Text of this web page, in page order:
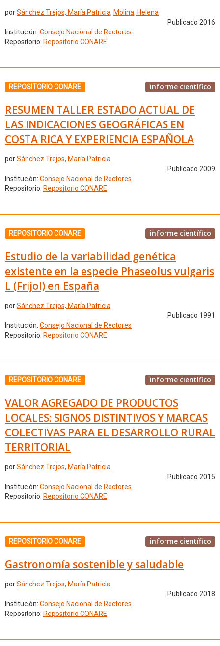
porSánchez Trejos, María Patricia, Molina, Helena
Publicado 2016
Institución: Consejo Nacional de Rectores
Repositorio: Repositorio CONARE
REPOSITORIO CONARE informe científico
RESUMEN TALLER ESTADO ACTUAL DE
LAS INDICACIONES GEOGRÁFICAS EN
COSTA RICA Y EXPERIENCIA ESPAÑOLA
porSánchez Trejos, María Patricia
Publicado 2009
Institución: Consejo Nacional de Rectores
Repositorio: Repositorio CONARE
REPOSITORIO CONARE informe científico
Estudio de la variabilidad genética
existente en la especie Phaseolus vulgaris
L (Frijol) en España
porSánchez Trejos, María Patricia
Publicado 1991
Institución: Consejo Nacional de Rectores
Repositorio: Repositorio CONARE
REPOSITORIO CONARE informe científico
VALOR AGREGADO DE PRODUCTOS
LOCALES: SIGNOS DISTINTIVOS Y MARCAS
COLECTIVAS PARA EL DESARROLLO RURAL
TERRITORIAL
porSánchez Trejos, María Patricia
Publicado 2015
Institución: Consejo Nacional de Rectores
Repositorio: Repositorio CONARE
REPOSITORIO CONARE informe científico
Gastronomía sostenible y saludable
porSánchez Trejos, María Patricia
Publicado 2018
Institución: Consejo Nacional de Rectores
Repositorio: Repositorio CONARE